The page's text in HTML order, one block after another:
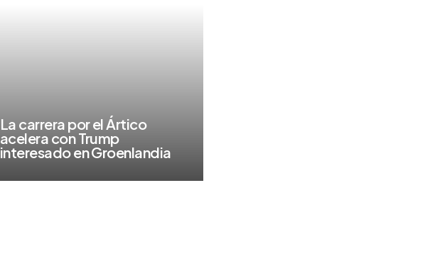
La carrera por el Ártico
acelera con Trump
interesado en Groenlandia